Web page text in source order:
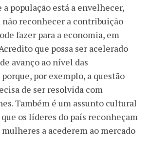
população está a envelhecer,
não reconhecer a contribuição
fazer para a economia, em
que possa ser acelerado
avanço ao nível das
por exemplo, a questão
de ser resolvida com
Também é um assunto cultural
os líderes do país reconheçam
a acederem ao mercado